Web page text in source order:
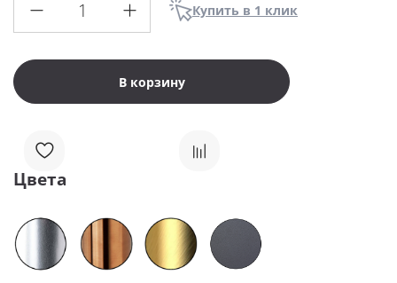
В корзину
Купить в 1 клик
Цвета